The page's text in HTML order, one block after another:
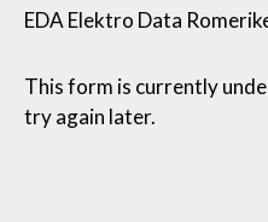
EDA Elektro Data
This form is currently
try again later.